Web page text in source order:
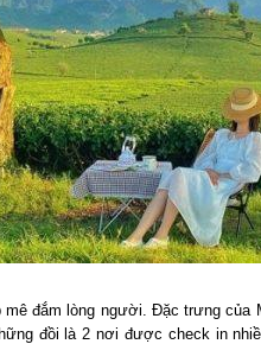
đắm lòng người. Đặc trưng của
đồi là 2 nơi được check in